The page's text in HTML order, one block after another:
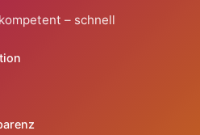
– schnell